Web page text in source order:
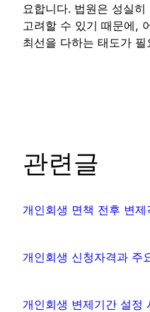
요합니다. 법원은 성실
고려할 수 있기 때문에,
최선을 다하는 태도가 필
관련글
개인회생 면책 전후 변제
개인회생 신청자격과 주
개인회생 변제기간 설정